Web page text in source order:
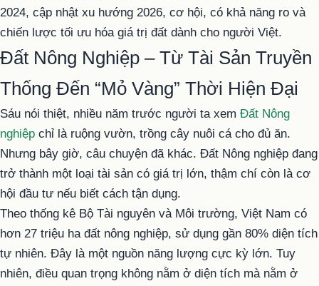
2024, cập nhật xu hướng 2026, cơ hội, có khả năng ro và
chiến lược tối ưu hóa giá trị đất dành cho người Việt.
Đất Nông Nghiệp – Từ Tài Sản Truyền
Thống Đến “Mỏ Vàng” Thời Hiện Đại
Sáu nói thiệt, nhiều năm trước người ta xem Đất Nông
nghiệp chỉ là ruộng vườn, trồng cây nuôi cá cho đủ ăn.
Nhưng bây giờ, câu chuyện đã khác. Đất Nông nghiệp đang
trở thành một loại tài sản có giá trị lớn, thậm chí còn là cơ
hội đầu tư nếu biết cách tận dụng.
Theo thống kê Bộ Tài nguyên và Môi trường, Việt Nam có
hơn 27 triệu ha đất nông nghiệp, sử dụng gần 80% diện tích
tự nhiên. Đây là một nguồn năng lượng cực kỳ lớn. Tuy
nhiên, điều quan trọng không nằm ở diện tích mà nằm ở